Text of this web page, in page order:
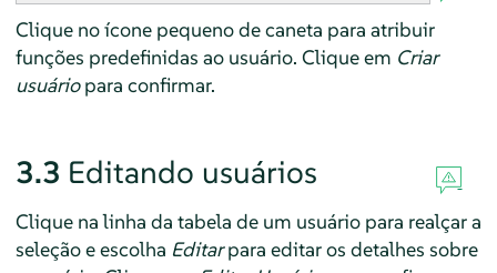
Clique no ícone pequeno de caneta para atribuir
funções predefinidas ao usuário. Clique em Criar
usuáriopara confirmar.
3.3 Editando usuários
Clique na linha da tabela de um usuário para realçar a
seleção e escolha Editarpara editar os detalhes sobre